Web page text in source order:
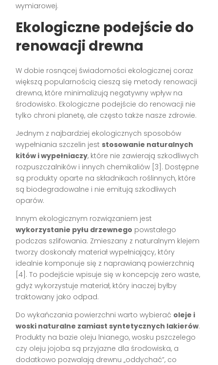
wymiarowej.
Ekologiczne podejście do
renowacji drewna
W dobie rosnącej świadomości ekologicznej coraz
większą popularnością cieszą się metody renowacji
drewna, które minimalizują negatywny wpływ na
środowisko. Ekologiczne podejście do renowacji nie
tylko chroni planetę, ale często także nasze zdrowie.
Jednym z najbardziej ekologicznych sposobów
wypełniania szczelin jest stosowanie naturalnych
kitów i wypełniaczy, które nie zawierają szkodliwych
rozpuszczalników i innych chemikaliów [3]. Dostępne
są produkty oparte na składnikach roślinnych, które
są biodegradowalne i nie emitują szkodliwych
oparów.
Innym ekologicznym rozwiązaniem jest
wykorzystanie pyłu drzewnego powstałego
podczas szlifowania. Zmieszany z naturalnym klejem
tworzy doskonały materiał wypełniający, który
idealnie komponuje się z naprawianą powierzchnią
[4]. To podejście wpisuje się w koncepcję zero waste,
gdyż wykorzystuje materiał, który inaczej byłby
traktowany jako odpad.
Do wykańczania powierzchni warto wybierać oleje i
woski naturalne zamiast syntetycznych lakierów.
Produkty na bazie oleju lnianego, wosku pszczelego
czy oleju jojoba są przyjazne dla środowiska, a
dodatkowo pozwalają drewnu „oddychać”, co